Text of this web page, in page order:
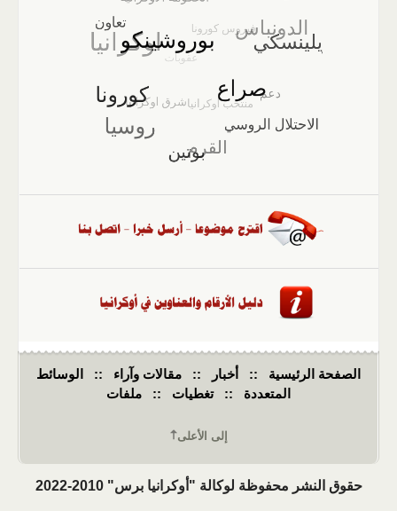
الصفحة الرئيسية :: أخبار :: مقالات وآراء ::
الوسائط
المتعددة
:: تغطيات :: ملفات
إلى الأعلى
حقوق النشر محفوظة لوكالة "أوكرانيا برس" 2010-2022